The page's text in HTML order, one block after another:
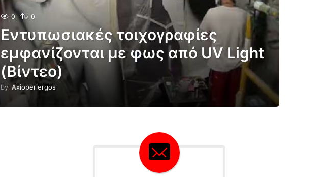
0 0
Εντυπωσιακές τοιχογραφίες
εμφανίζονται με φως από UV Light
(Βίντεο)
by Axioperiergos